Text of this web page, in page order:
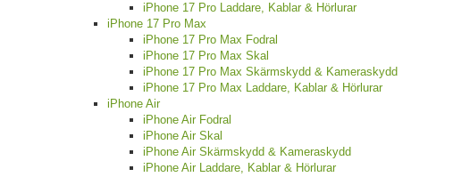
iPhone 17 Pro Laddare, Kablar & Hörlurar
iPhone 17 Pro Max
iPhone 17 Pro Max Fodral
iPhone 17 Pro Max Skal
iPhone 17 Pro Max Skärmskydd & Kameraskydd
iPhone 17 Pro Max Laddare, Kablar & Hörlurar
iPhone Air
iPhone Air Fodral
iPhone Air Skal
iPhone Air Skärmskydd & Kameraskydd
iPhone Air Laddare, Kablar & Hörlurar